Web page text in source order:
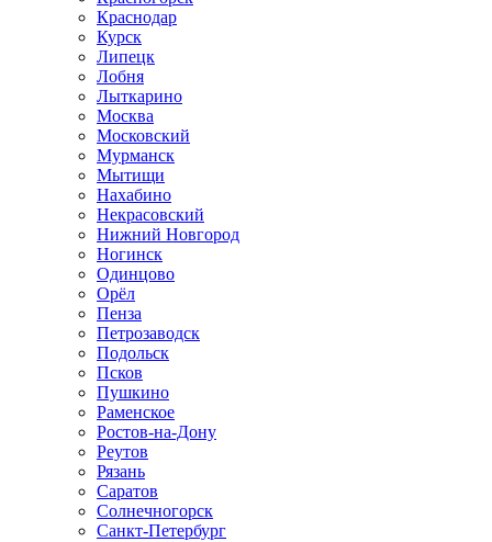
Краснодар
Курск
Липецк
Лобня
Лыткарино
Москва
Московский
Мурманск
Мытищи
Нахабино
Некрасовский
Нижний Новгород
Ногинск
Одинцово
Орёл
Пенза
Петрозаводск
Подольск
Псков
Пушкино
Раменское
Ростов-на-Дону
Реутов
Рязань
Саратов
Солнечногорск
Санкт-Петербург